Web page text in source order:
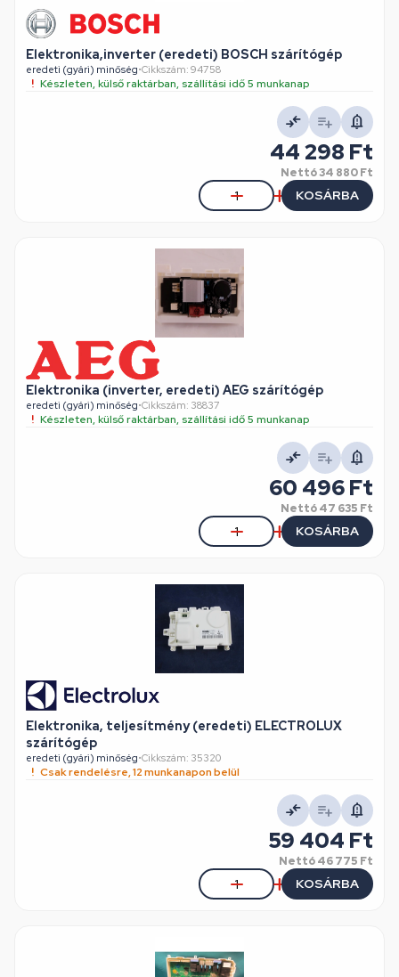
Elektronika,inverter (eredeti) BOSCH szárítógép
eredeti (gyári) minőség•Cikkszám: 94758
Készleten, külső raktárban, szállítási idő 5 munkanap
44 298 Ft
Nettó34 880 Ft
KOSÁRBA
Elektronika (inverter, eredeti) AEG szárítógép
eredeti (gyári) minőség•Cikkszám: 38837
Készleten, külső raktárban, szállítási idő 5 munkanap
60 496 Ft
Nettó47 635 Ft
KOSÁRBA
Elektronika, teljesítmény (eredeti) ELECTROLUX
szárítógép
eredeti (gyári) minőség•Cikkszám: 35320
Csak rendelésre, 12 munkanapon belül
59 404 Ft
Nettó46 775 Ft
KOSÁRBA